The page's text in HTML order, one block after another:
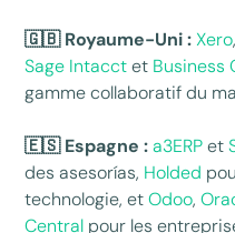
🇬🇧 Royaume-Uni : Xero
Sage Intacctet Business
gamme collaboratif du
🇪🇸 Espagne : a3ERPet
des asesorías, Holded
technologie, etOdoo,
Central pour les